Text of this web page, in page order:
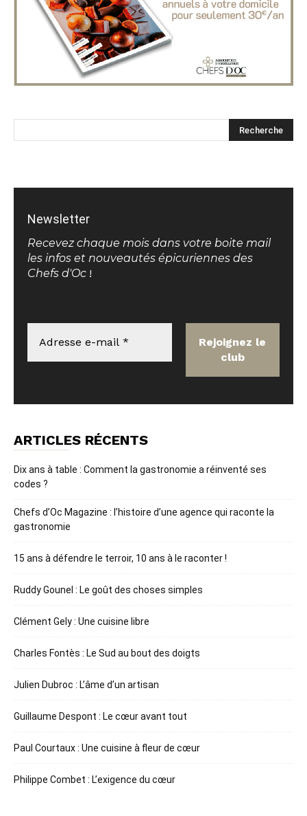
Newsletter
Recevez chaque mois dans votre boite mail
les infos et nouveautés épicuriennes des
Chefs d'Oc !
ARTICLES RÉCENTS
Dix ans à table : Comment la gastronomie a réinventé ses
codes ?
Chefs d’Oc Magazine : l’histoire d’une agence qui raconte la
gastronomie
15 ans à défendre le terroir, 10 ans à le raconter !
Ruddy Gounel : Le goût des choses simples
Clément Gely : Une cuisine libre
Charles Fontès : Le Sud au bout des doigts
Julien Dubroc : L’âme d’un artisan
Guillaume Despont : Le cœur avant tout
Paul Courtaux : Une cuisine à fleur de cœur
Philippe Combet : L’exigence du cœur